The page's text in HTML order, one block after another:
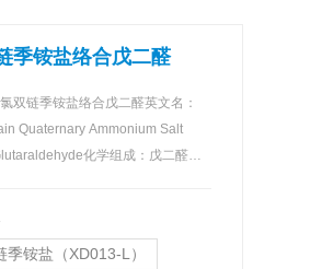
季铵盐络合戊二醛
双链季铵盐络合戊二醛英文名：
Quaternary Ammonium Salt
化学组成：戊二醛、
季铵盐（XD013-L）